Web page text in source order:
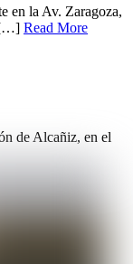
en la Av. Zaragoza,
[…] Read More
de Alcañiz, en el